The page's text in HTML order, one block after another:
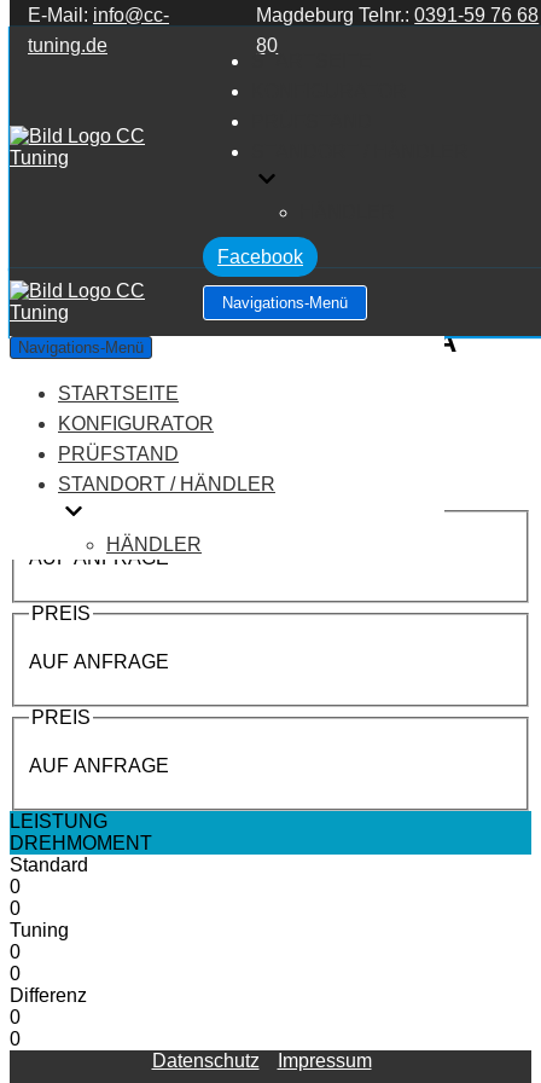
Zum Inhalt springen
E-Mail: info@cc-
tuning.de
Magdeburg Telnr.:0391-59 76 68
80
STARTSEITE
Facebook
Navigations-Menü
Navigations-Menü
STARTSEITE
KONFIGURATOR
PRÜFSTAND
STANDORT / HÄNDLER
HÄNDLER
Mercedes Benz A Klasse W169 A
Klasse A200 2.1 TURBO
Leistung:193 PS
Drehmoment:280 NM
Motortyp:Benziner
PREIS
AUF ANFRAGE
PREIS
AUF ANFRAGE
PREIS
AUF ANFRAGE
LEISTUNG
DREHMOMENT
Standard
0
0
Tuning
0
0
Differenz
0
0
Datenschutz
Impressum